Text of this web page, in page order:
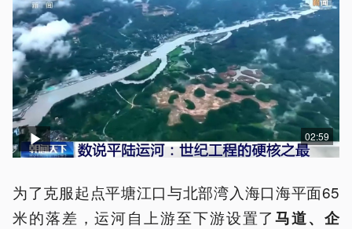
02:59
为了克服起点平塘江口与北部湾入海口海平面65
米的落差，运河自上游至下游设置了马道、企